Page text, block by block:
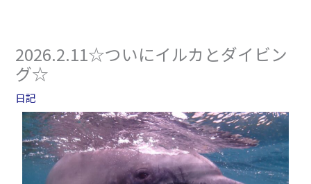
2026.2.11☆ついにイルカとダイビン
グ☆
日記